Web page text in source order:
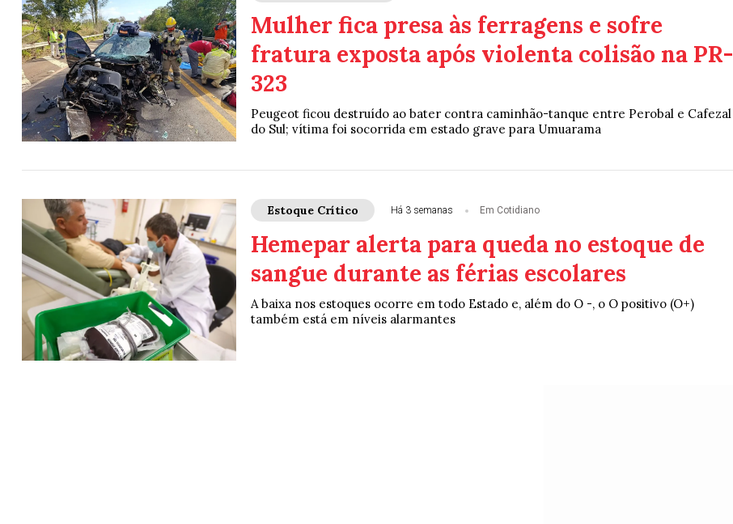
Mulher fica presa às ferragens e sofre
fratura exposta após violenta colisão na PR-
323
Peugeot ficou destruído ao bater contra caminhão-tanque entre Perobal e Cafezal
do Sul; vítima foi socorrida em estado grave para Umuarama
Estoque Crítico Há 3 semanas Em Cotidiano
Hemepar alerta para queda no estoque de
sangue durante as férias escolares
A baixa nos estoques ocorre em todo Estado e, além do O -, o O positivo (O+)
também está em níveis alarmantes